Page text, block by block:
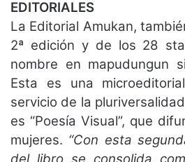
EDITORIALES
La Editorial Amukan,
2ª edición y de los 28
nombre en mapudungun
Esta es una
servicio de la
es “Poesía Visual”, que
mujeres. “Con esta
del libro se consolida